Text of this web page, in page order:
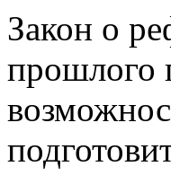
Закон о
прошлого